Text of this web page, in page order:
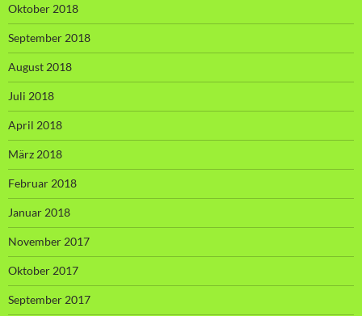
Oktober 2018
September 2018
August 2018
Juli 2018
April 2018
März 2018
Februar 2018
Januar 2018
November 2017
Oktober 2017
September 2017